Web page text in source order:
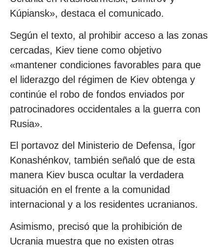
Kúpiansk», destaca el comunicado.
Según el texto, al prohibir acceso a las zonas
cercadas, Kiev tiene como objetivo
«mantener condiciones favorables para que
el liderazgo del régimen de Kiev obtenga y
continúe el robo de fondos enviados por
patrocinadores occidentales a la guerra con
Rusia».
El portavoz del Ministerio de Defensa, Ígor
Konashénkov, también señaló que de esta
manera Kiev busca ocultar la verdadera
situación en el frente a la comunidad
internacional y a los residentes ucranianos.
Asimismo, precisó que la prohibición de
Ucrania muestra que no existen otras